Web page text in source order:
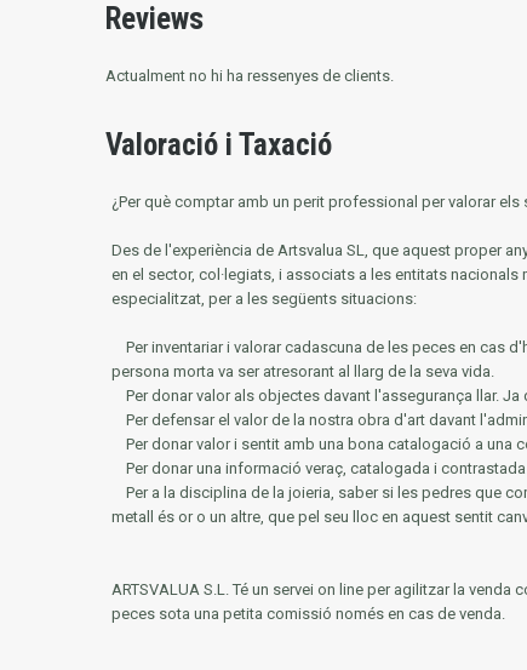
Reviews
Actualment no hi ha ressenyes de clients.
Valoració i Taxació
¿Per què comptar amb un perit professional per valorar
Des de l'experiència de Artsvalua SL, que aquest proper
en el sector, col·legiats, i associats a les entitats nacionals
especialitzat, per a les següents situacions:
Per inventariar i valorar cadascuna de les peces en cas
persona morta va ser atresorant al llarg de la seva vida.
Per donar valor als objectes davant l'assegurança llar. Ja
Per defensar el valor de la nostra obra d'art davant
Per donar valor i sentit amb una bona catalogació a una
Per donar una informació veraç, catalogada i
Per a la disciplina de la joieria, saber si les pedres que
metall és or o un altre, que pel seu lloc en aquest sentit
ARTSVALUA S.L. Té un servei on line per agilitzar la
peces sota una petita comissió només en cas de venda.